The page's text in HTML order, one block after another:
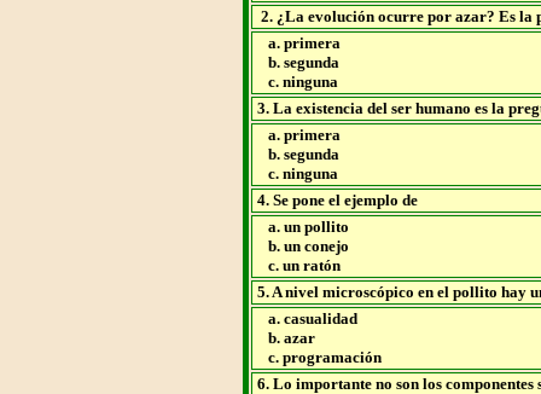
2. ¿La evolución ocurre por azar? Es la
a. primera
b. segunda
c. ninguna
3. La existencia del ser humano es la
a. primera
b. segunda
c. ninguna
4. Se pone el ejemplo de
a. un pollito
b. un conejo
c. un ratón
5. A nivel microscópico en el pollito hay
a. casualidad
b. azar
c. programación
6. Lo importante no son los componentes